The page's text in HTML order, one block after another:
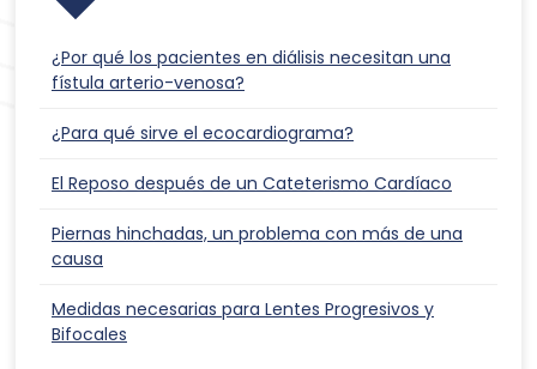
¿Por qué los pacientes en diálisis necesitan una
fístula arterio-venosa?
¿Para qué sirve el ecocardiograma?
El Reposo después de un Cateterismo Cardíaco
Piernas hinchadas, un problema con más de una
causa
Medidas necesarias para Lentes Progresivos y
Bifocales